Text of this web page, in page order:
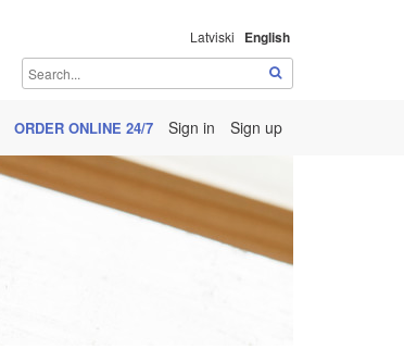
Latviski English
ORDER ONLINE 24/7 Sign in Sign up